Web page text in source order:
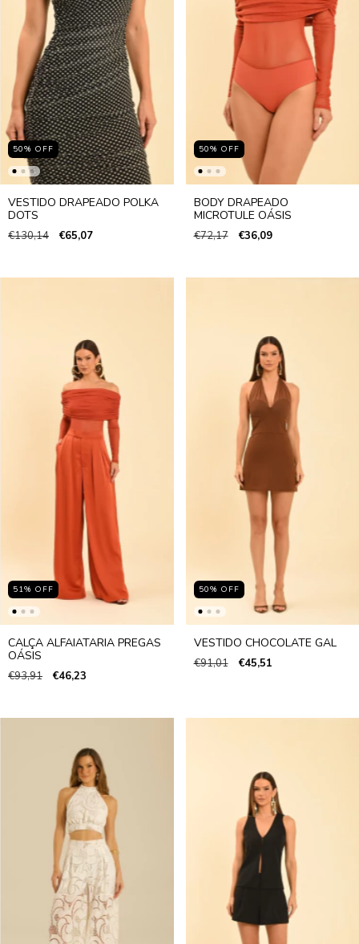
50% OFF
VESTIDO DRAPEADO POLKA
DOTS
€130,14 €65,07
50% OFF
BODY DRAPEADO
MICROTULE OÁSIS
€72,17 €36,09
51% OFF
CALÇA ALFAIATARIA PREGAS
OÁSIS
€93,91 €46,23
50% OFF
VESTIDO CHOCOLATE GAL
€91,01 €45,51